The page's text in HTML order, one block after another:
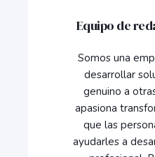
Equipo de
Somos una
desarrollar
genuino a
apasiona
que las
ayudarles a